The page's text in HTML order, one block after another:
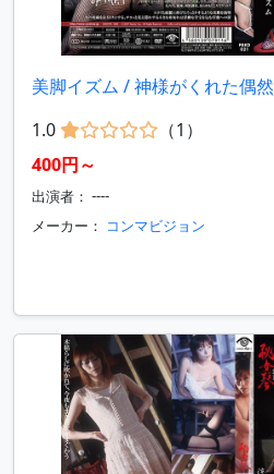
美脚イズム / 神様がくれた偶然
1.0
（1）
400円～
出演者： ----
メーカー： コンマビジョン